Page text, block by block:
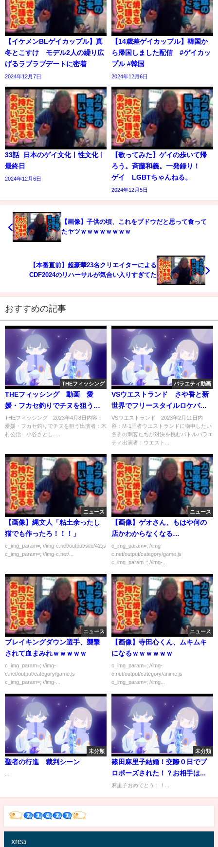
【イケメンBLゲイカップル】真
冬とこすけ モデル2人の繰り広
げるラブラブデートに密着
2024年12月7日
【14歳差ゲイカップル】韓国か
ら帰国しました配信 #ゲイカッ
プル #韓国
2024年12月6日
33話_日本のゲイ文化ㅣ性文化ㅣ
最終日
2024年12月6日
【歌ってみた】ゲイの歩いて帰
ろう。斉藤和義。一発録り！
ゲイ LGBTちゃんねる。
2024年12月5日
【画像】子供の頃、これをブドウだと思って食って
たヤツｗｗｗｗｗｗｗｗ
【本番直前】超豪華23名クリエイターによる
CDF2024のリハーサルが気合い入りすぎてた
おすすめの記事
THEフィッシング
THEフィッシング 動画 愛
媛・フカセ釣りでチヌを狙う 4
月8日
THEフィッシング 2023年4月8日内容：
愛媛・フカセ釣りでチヌを狙う出演者：木
村公治 小谷さとし......
バラエティ動画
VSウエストランド さや香と新
世界でフリースタイルロケバト
ルが勃発 2月11日
VSウエストランド 2023年2月11日内
容：M-1王者ウエストランドに物申したい
各界の刺客たちが対決を挑むバトルバラエ
ティ出演者：ウエスト...
ニュース
【画像】縄文人「粘土余ったし
猫でも作ったろ！！！」
c_img_param=; //img-c.net/output/site/42.js
c_img_param=; //img-c.net/...
ニュース
【画像】ゲオさん、もはや何の
店かわからなくなる…
c_img_param=; //img-
c.net/output/category/game.js
c_img_param=; //img-...
ニュース
ブレイキングダウン選手、襲撃
されて血まみれｗｗｗｗｗ
c_img_param=; //img-
c.net/output/category/game.js
c_img_param=; //img-...
ニュース
【画像】寺田心くん、ムキムキ
になるｗｗｗｗｗｗ
c_img_param=; //img-
c.net/output/category/anime.js
c_img_param=; //img...
未分類
聖者の行進 裁判シーン
未分類
篠田麻里子結婚！交際０日でプ
ロポーズされた！？お相手は...
麻里子おめでとう！！...
xrea